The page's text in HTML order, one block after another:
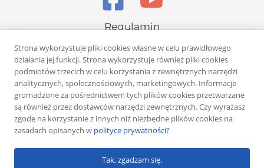
Regulamin
Polityka prywatności
Copyright © 2026 Rafał Żuber
Powered byKlub eMarketera
Strona wykorzystuje pliki cookies własne w celu prawidłowego
działania jej funkcji. Strona wykorzystuje również pliki cookies
podmiotów trzecich w celu korzystania z zewnętrznych narzędzi
analitycznych, społecznościowych, marketingowych. Informacje
gromadzone za pośrednictwem tych plików cookies przetwarzane
są również przez dostawców narzędzi zewnętrznych. Czy wyrażasz
zgodę na korzystanie z innych niż niezbędne plików cookies na
zasadach opisanych w polityce prywatności?
Tak, zgadzam się.